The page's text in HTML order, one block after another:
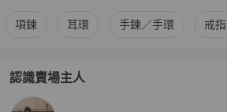
更多BVLGARI女士配件相似商品推薦
項鍊 耳環 手鍊／手環 戒指
認識賣場主人
PopChill 拍拍圈嚴選賣家